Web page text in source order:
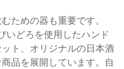
ための器も重要です。
いどろを使用したハンド
ト、オリジナルの日本酒
品を展開しています。自